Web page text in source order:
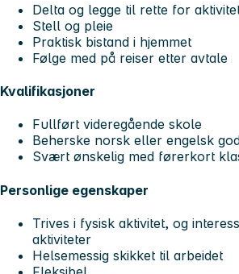
Delta og legge til rette for
Stell og pleie
Praktisk bistand i hjemmet
Følge med på reiser etter avtale
Kvalifikasjoner
Fullført videregående skole
Beherske norsk eller engelsk
Svært ønskelig med førerkort
Personlige egenskaper
Trives i fysisk aktivitet, og
aktiviteter
Helsemessig skikket til arbeidet